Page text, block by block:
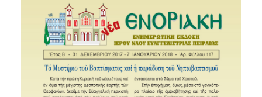
ΕΠΙΚΟΙΝΩΝΙΑ
SEARCH